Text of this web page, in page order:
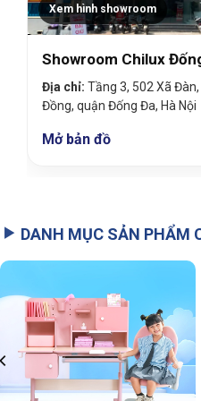
Xem hình showroom
Showroom Chilux
Địa chỉ: Tầng 3, 502 Xã
Đồng, quận Đống Đa, Hà Nội
Mở bản đồ
DANH MỤC SẢN PHẨM